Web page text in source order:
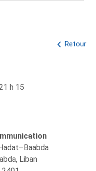
Retour
h 15
Liban